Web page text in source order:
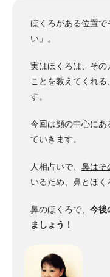
ほくろがある位置で
い」。
実はほくろは、その
ことを教えてくれ
す。
今回は顔の中心にあ
ていきます。
人相占いで、 鼻はそ
いるため、鼻とほく
鼻のほくろで、 今後
ましょう ！